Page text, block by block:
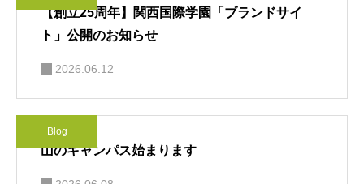
【創立25周年】関西国際学園「ブランドサイ
ト」公開のお知らせ
2026.06.12
Blog
山のキャンパス始まります